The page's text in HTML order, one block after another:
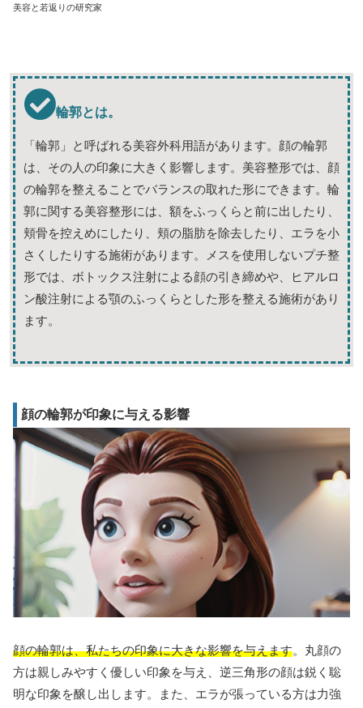
美容と若返りの研究家
輪郭とは。
「輪郭」と呼ばれる美容外科用語があります。顔の輪郭
は、その人の印象に大きく影響します。美容整形では、顔
の輪郭を整えることでバランスの取れた形にできます。輪
郭に関する美容整形には、額をふっくらと前に出したり、
頬骨を控えめにしたり、頬の脂肪を除去したり、エラを小
さくしたりする施術があります。メスを使用しないプチ整
形では、ボトックス注射による顔の引き締めや、ヒアルロ
ン酸注射による顎のふっくらとした形を整える施術があり
ます。
顔の輪郭が印象に与える影響
顔の輪郭は、私たちの印象に大きな影響を与えます。丸顔の
方は親しみやすく優しい印象を与え、逆三角形の顔は鋭く聡
明な印象を醸し出します。また、エラが張っている方は力強